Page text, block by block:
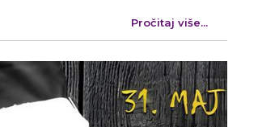
Pročitaj više...